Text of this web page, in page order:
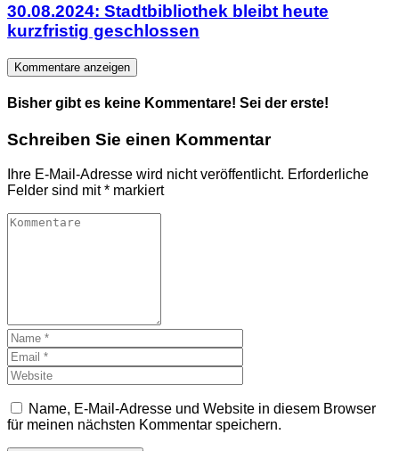
30.08.2024: Stadtbibliothek bleibt heute
kurzfristig geschlossen
Kommentare anzeigen
Bisher gibt es keine Kommentare! Sei der erste!
Schreiben Sie einen Kommentar
Ihre E-Mail-Adresse wird nicht veröffentlicht. Erforderliche
Felder sind mit* markiert
Name, E-Mail-Adresse und Website in diesem Browser
für meinen nächsten Kommentar speichern.